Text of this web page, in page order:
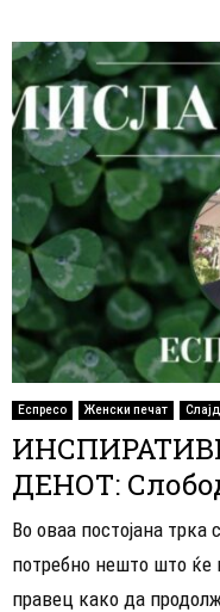
Еспресо Женски печат
ДЕНОТ:
Во оваа постојана
потребно нешто што
правец како да